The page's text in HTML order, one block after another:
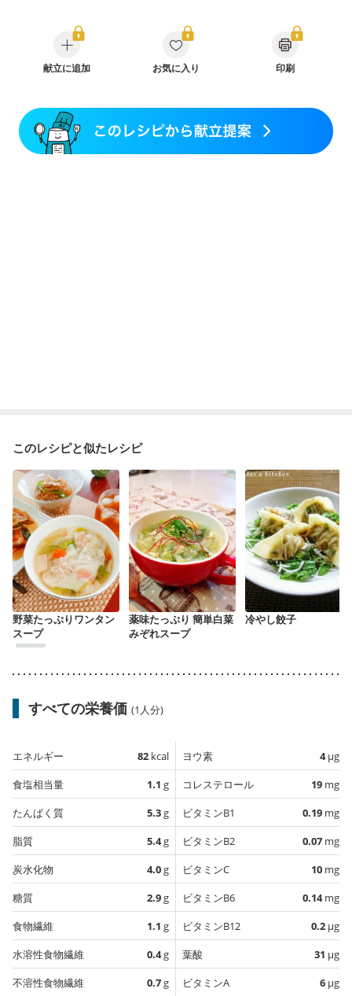
フレイル（年齢に合わせた体作り）
貧血対策
ニキビ・肌荒れ
更年期
献立に追加 お気に入り 印刷
このレシピと似たレシピ
野菜たっぷりワンタン
スープ
薬味たっぷり 簡単白菜
みぞれスープ
冷やし餃子
すべての栄養価 (1人分)
エネルギー 82 kcal
食塩相当量
1.1 g
たんぱく質
5.3g
脂質
5.4g
炭水化物
4.0g
糖質
2.9g
食物繊維
1.1 g
水溶性食物繊維
0.4g
不溶性食物繊維
0.7g
ヨウ素 4µg
コレステロール
19 mg
ビタミンB1
0.19 mg
ビタミンB2
0.07 mg
ビタミンC
10 mg
ビタミンB6
0.14mg
ビタミンB12
0.2 µg
葉酸
31 µg
ビタミンA
6 µg